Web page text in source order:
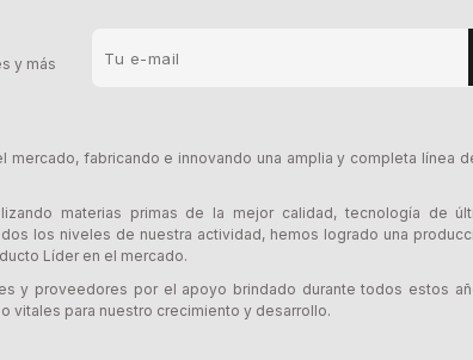
y más
mercado, fabricando e innovando una amplia y completa línea
materias primas de la mejor calidad, tecnología de
los niveles de nuestra actividad, hemos logrado una
Líder en el mercado.
y proveedores por el apoyo brindado durante todos estos
vitales para nuestro crecimiento y desarrollo.